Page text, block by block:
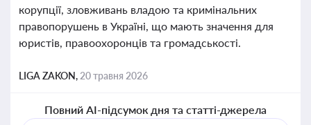
корупції, зловживань владою та кримінальних
правопорушень в Україні, що мають значення для
юристів, правоохоронців та громадськості.
LIGA ZAKON, 20 травня 2026
Повний AI-підсумок дня та статті-джерела